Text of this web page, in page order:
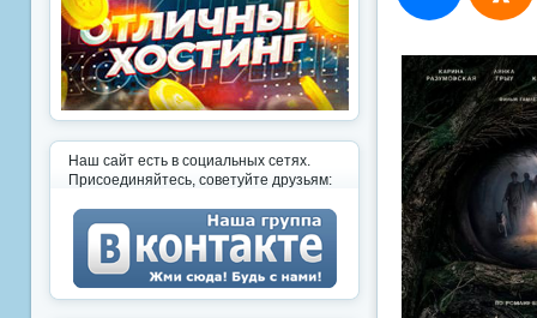
Наш сайт есть в социальных сетях.
Присоединяйтесь, советуйте друзьям: